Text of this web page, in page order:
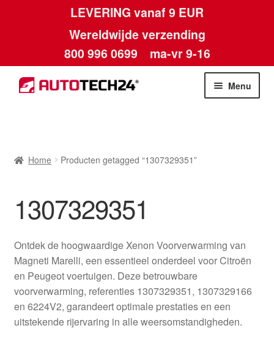
LEVERING vanaf 9 EUR
Wereldwijde verzending
800 996 0699 ma-vr 9-16
Ga
door
Ga
naar
Menu
Betalingen
Contact
Kassa
Klachten
Home Producten getagged “1307329351”
1307329351
Ontdek de hoogwaardige Xenon Voorverwarming van
Magneti Marelli, een essentieel onderdeel voor Citroën
en Peugeot voertuigen. Deze betrouwbare
voorverwarming, referenties 1307329351, 1307329166
en 6224V2, garandeert optimale prestaties en een
uitstekende rijervaring in alle weersomstandigheden.